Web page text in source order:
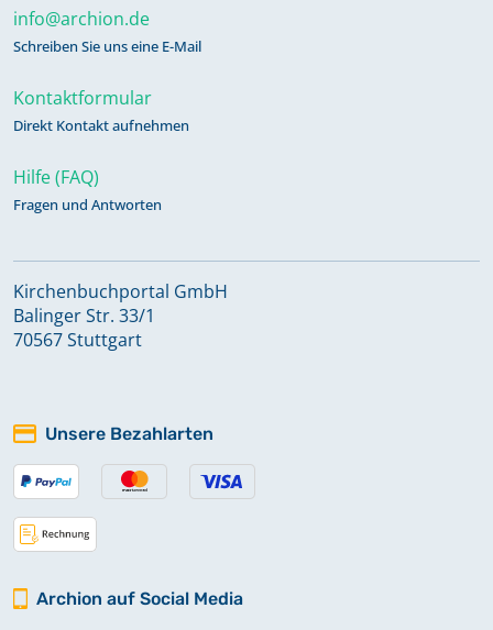
info@archion.de
Schreiben Sie uns eine E-Mail
Kontaktformular
Direkt Kontakt aufnehmen
Hilfe (FAQ)
Fragen und Antworten
Kirchenbuchportal GmbH
Balinger Str. 33/1
70567 Stuttgart
Unsere Bezahlarten
Archion auf Social Media